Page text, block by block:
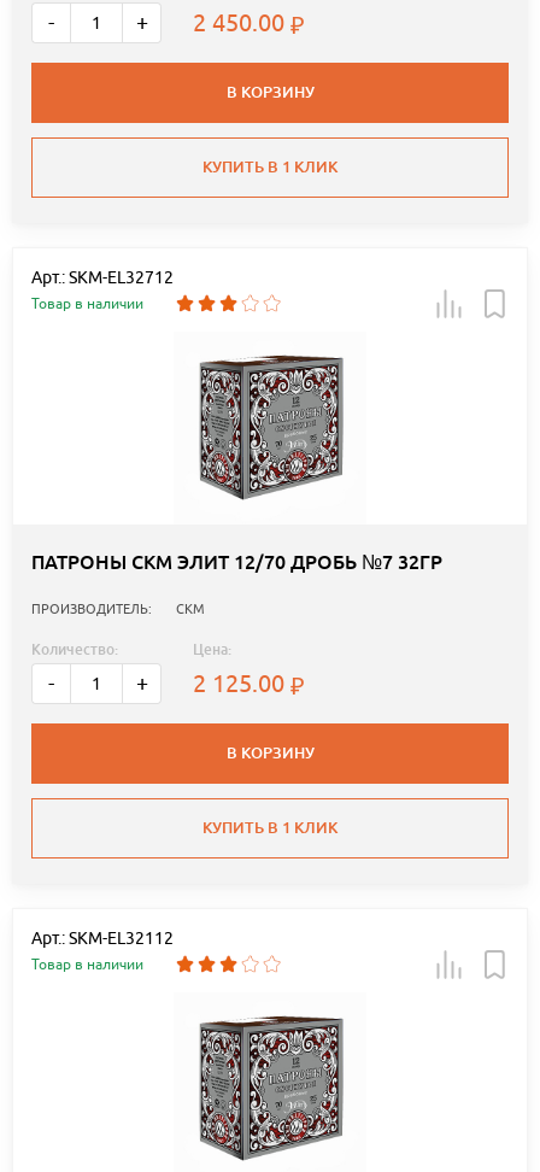
- + 2 450.00
В КОРЗИНУ
КУПИТЬ В 1 КЛИК
Арт.: SKM-EL32712
Товар в наличии
ПАТРОНЫ СКМ ЭЛИТ 12/70 ДРОБЬ №7 32ГР
ПРОИЗВОДИТЕЛЬ: СКМ
Количество:
- +
Цена:
2 125.00
В КОРЗИНУ
КУПИТЬ В 1 КЛИК
Арт.: SKM-EL32112
Товар в наличии